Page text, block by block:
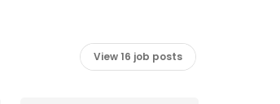
View 16 job posts